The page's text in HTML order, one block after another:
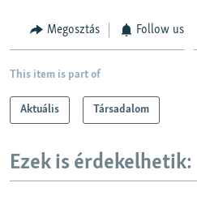
Megosztás Follow us
This item is part of
Aktuális Társadalom
Ezek is érdekelhetik: